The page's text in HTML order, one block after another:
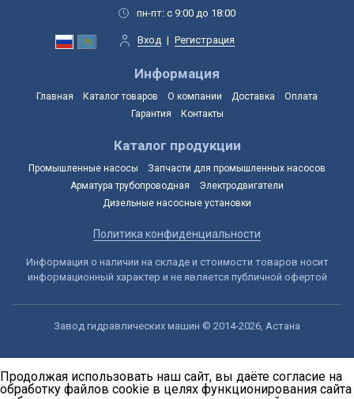
пн-пт: с 9:00 до 18:00
Вход | Регистрация
Информация
Главная Каталог товаров О компании Доставка
Оплата
Гарантия
Контакты
Каталог продукции
Промышленные насосы
Запчасти для промышленных насосов
Арматура трубопроводная
Электродвигатели
Дизельные насосные установки
Политика конфиденциальности
Информация о наличии на складе и стоимости товаров носит
информационный характер и не является публичной офертой
Завод гидравлических машин © 2014-2026, Астана
Продолжая использовать наш сайт, вы даёте согласие на
обработку файлов cookie в целях функционирования сайта